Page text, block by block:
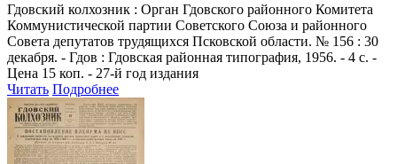
Гдовский колхозник : Орган Гдовского районного Комитета
Коммунистической партии Советского Союза и районного
Совета депутатов трудящихся Псковской области. № 156 : 30
декабря. - Гдов : Гдовская районная типография, 1956. - 4 с. -
Цена 15 коп. - 27-й год издания
Читать Подробнее